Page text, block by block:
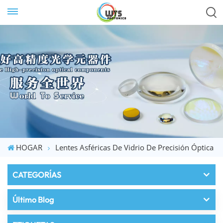
HOGAR Lentes Asféricas De Vidrio De Precisión Óptica
CATEGORÍAS
Último Blog